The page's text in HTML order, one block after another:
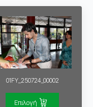
01FY_250724_00002
Επιλογή